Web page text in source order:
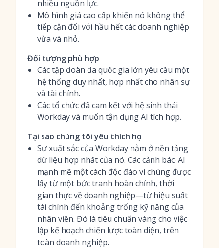
nhiều nguồn lực.
Mô hình giá cao cấp khiến nó không thể
tiếp cận đối với hầu hết các doanh nghiệp
vừa và nhỏ.
Đối tượng phù hợp
Các tập đoàn đa quốc gia lớn yêu cầu một
hệ thống duy nhất, hợp nhất cho nhân sự
và tài chính.
Các tổ chức đã cam kết với hệ sinh thái
Workday và muốn tận dụng AI tích hợp.
Tại sao chúng tôi yêu thích họ
Sự xuất sắc của Workday nằm ở nền tảng
dữ liệu hợp nhất của nó. Các cảnh báo AI
mạnh mẽ một cách độc đáo vì chúng được
lấy từ một bức tranh hoàn chỉnh, thời
gian thực về doanh nghiệp—từ hiệu suất
tài chính đến khoảng trống kỹ năng của
nhân viên. Đó là tiêu chuẩn vàng cho việc
lập kế hoạch chiến lược toàn diện, trên
toàn doanh nghiệp.